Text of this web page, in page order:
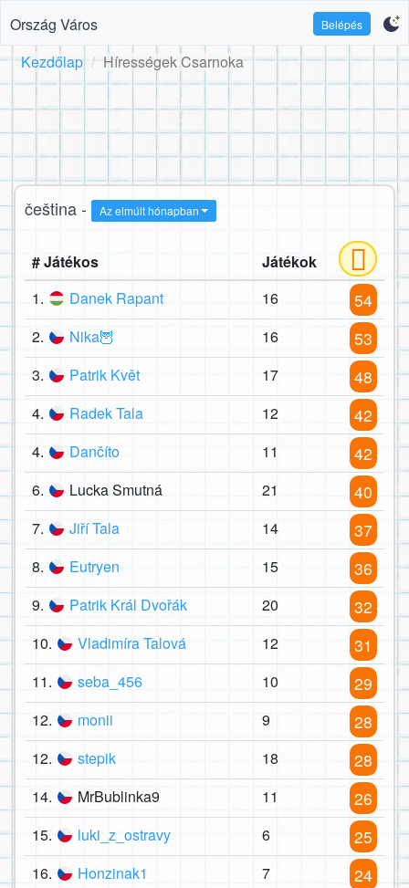
Ország Város Belépés
Kezdőlap Hírességek Csarnoka
čeština - Az elmúlt hónapban
# Játékos
Játékok
1.
Danek Rapant 16 54
2. Nika🦉 16 53
3. Patrik Květ 17 48
4. Radek Tala 12 42
4. Dančíto 11 42
6. Lucka Smutná 21 40
7. Jiří Tala 14 37
8. Eutryen 15 36
9. Patrik Král Dvořák 20 32
10. Vladimíra Talová 12 31
11. seba_456 10 29
12. monii 9 28
12. stepik 18 28
14. MrBublinka9 11 26
15. luki_z_ostravy 6 25
16. Honzinak1 7 24